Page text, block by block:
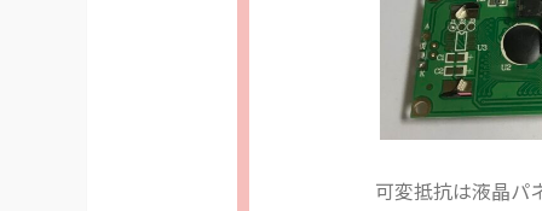
可変抵抗は液晶パネル